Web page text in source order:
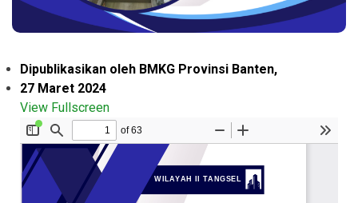
Dipublikasikan oleh BMKG Provinsi Banten,
27 Maret 2024
View Fullscreen